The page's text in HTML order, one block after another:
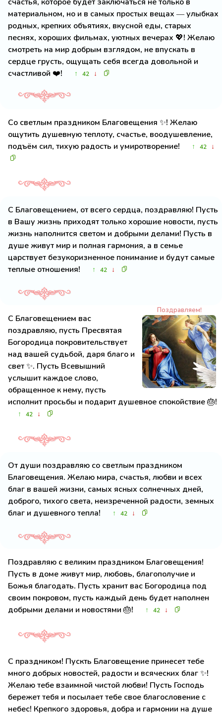
материальном, но и в самых простых вещах — улыбках
родных, крепких объятиях, вкусной еды, старых
песнях, хороших фильмах, уютных вечерах 💖! Желаю
смотреть на мир добрым взглядом, не впускать в
сердце грусть, ощущать себя всегда довольной и
счастливой ❤️!
↑ 42 ↓
Со светлым праздником Благовещения ✨! Желаю
ощутить душевную теплоту, счастье, воодушевление,
подъём сил, тихую радость и умиротворение!
↑ 42 ↓
С Благовещением, от всего сердца, поздравляю! Пусть
в Вашу жизнь приходят только хорошие новости, пусть
жизнь наполнится светом и добрыми делами! Пусть в
душе живут мир и полная гармония, а в семье
царствует безукоризненное понимание и будут самые
теплые отношения!
↑ 42 ↓
Поздравляем!
С Благовещением вас
поздравляю, пусть Пресвятая
Богородица покровительствует
над вашей судьбой, даря благо и
свет ✨. Пусть Всевышний
услышит каждое слово,
обращенное к нему, пусть
исполнит просьбы и подарит душевное спокойствие 🎂!
↑ 42 ↓
От души поздравляю со светлым праздником
Благовещения. Желаю мира, счастья, любви и всех
благ в вашей жизни, самых ясных солнечных дней,
доброго, тихого света, неизреченной радости, земных
благ и душевного тепла!
↑ 42 ↓
Поздравляю с великим праздником Благовещения!
Пусть в доме живут мир, любовь, благополучие и
Божья благодать. Пусть хранит вас Богородица под
своим покровом, пусть каждый день будет наполнен
добрыми делами и новостями 🎂!
↑ 42 ↓
С праздником! Пускть Благовещение принесет тебе
много добрых новостей, радости и всяческих благ ✨!
Желаю тебе взаимной чистой любви! Пусть Господь
бережет тебя и посылает тебе свое благословение с
небес! Крепкого здоровья, добра и гармонии на душе